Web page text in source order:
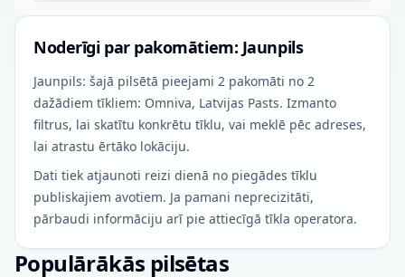
Noderīgi par pakomātiem: Jaunpils
Jaunpils: šajā pilsētā pieejami 2 pakomāti no 2
dažādiem tīkliem: Omniva, Latvijas Pasts. Izmanto
filtrus, lai skatītu konkrētu tīklu, vai meklē pēc adreses,
lai atrastu ērtāko lokāciju.
Dati tiek atjaunoti reizi dienā no piegādes tīklu
publiskajiem avotiem. Ja pamani neprecizitāti,
pārbaudi informāciju arī pie attiecīgā tīkla operatora.
Populārākās pilsētas